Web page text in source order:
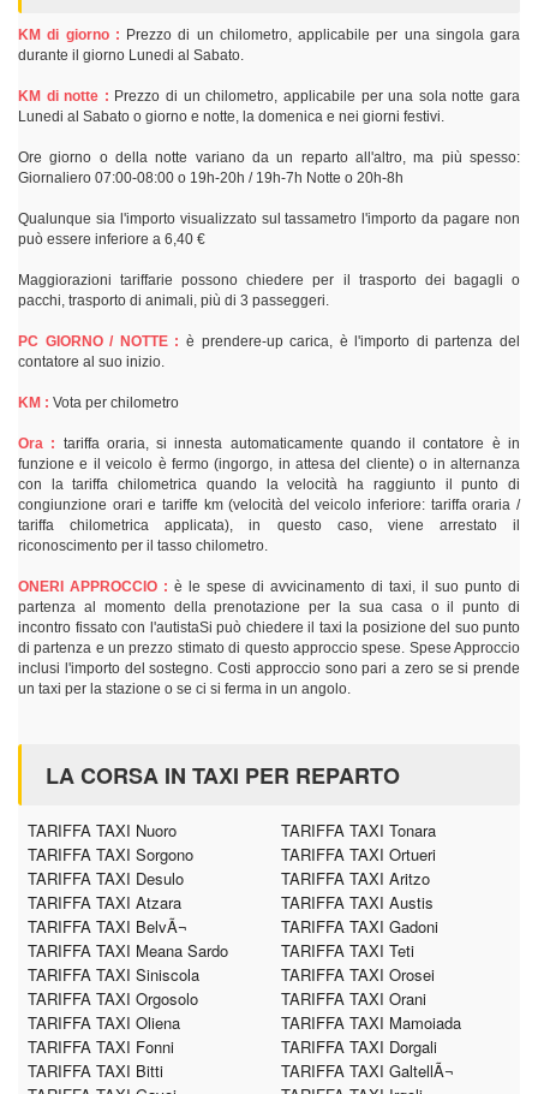
KM di giorno : Prezzo di un chilometro, applicabile per una singola gara
durante il giorno Lunedi al Sabato.
KM di notte : Prezzo di un chilometro, applicabile per una sola notte gara
Lunedi al Sabato o giorno e notte, la domenica e nei giorni festivi.
Ore giorno o della notte variano da un reparto all'altro, ma più spesso:
Giornaliero 07:00-08:00 o 19h-20h / 19h-7h Notte o 20h-8h
Qualunque sia l'importo visualizzato sul tassametro l'importo da pagare non
può essere inferiore a 6,40 €
Maggiorazioni tariffarie possono chiedere per il trasporto dei bagagli o
pacchi, trasporto di animali, più di 3 passeggeri.
PC GIORNO / NOTTE : è prendere-up carica, è l'importo di partenza del
contatore al suo inizio.
KM : Vota per chilometro
Ora : tariffa oraria, si innesta automaticamente quando il contatore è in
funzione e il veicolo è fermo (ingorgo, in attesa del cliente) o in alternanza
con la tariffa chilometrica quando la velocità ha raggiunto il punto di
congiunzione orari e tariffe km (velocità del veicolo inferiore: tariffa oraria /
tariffa chilometrica applicata), in questo caso, viene arrestato il
riconoscimento per il tasso chilometro.
ONERI APPROCCIO : è le spese di avvicinamento di taxi, il suo punto di
partenza al momento della prenotazione per la sua casa o il punto di
incontro fissato con l'autistaSi può chiedere il taxi la posizione del suo punto
di partenza e un prezzo stimato di questo approccio spese. Spese Approccio
inclusi l'importo del sostegno. Costi approccio sono pari a zero se si prende
un taxi per la stazione o se ci si ferma in un angolo.
LA CORSA IN TAXI PER REPARTO
TARIFFA TAXI Nuoro
TARIFFA TAXI Tonara
TARIFFA TAXI Sorgono
TARIFFA TAXI Ortueri
TARIFFA TAXI Desulo
TARIFFA TAXI Aritzo
TARIFFA TAXI Atzara
TARIFFA TAXI Austis
TARIFFA TAXI BelvÃ¬
TARIFFA TAXI Gadoni
TARIFFA TAXI Meana Sardo
TARIFFA TAXI Teti
TARIFFA TAXI Siniscola
TARIFFA TAXI Orosei
TARIFFA TAXI Orgosolo
TARIFFA TAXI Orani
TARIFFA TAXI Oliena
TARIFFA TAXI Mamoiada
TARIFFA TAXI Fonni
TARIFFA TAXI Dorgali
TARIFFA TAXI Bitti
TARIFFA TAXI GaltellÃ¬